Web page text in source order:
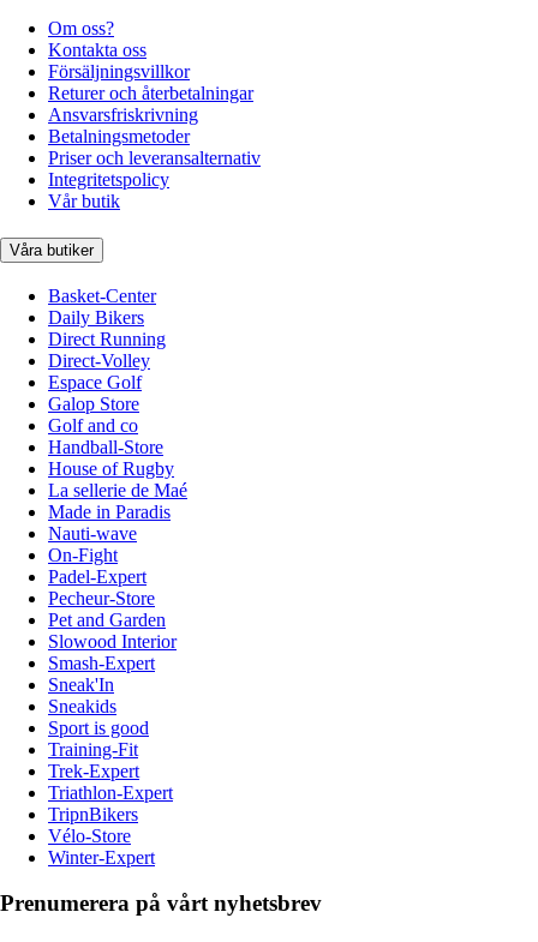
Om oss?
Kontakta oss
Försäljningsvillkor
Returer och återbetalningar
Ansvarsfriskrivning
Betalningsmetoder
Priser och leveransalternativ
Integritetspolicy
Vår butik
Våra butiker
Basket-Center
Daily Bikers
Direct Running
Direct-Volley
Espace Golf
Galop Store
Golf and co
Handball-Store
House of Rugby
La sellerie de Maé
Made in Paradis
Nauti-wave
On-Fight
Padel-Expert
Pecheur-Store
Pet and Garden
Slowood Interior
Smash-Expert
Sneak'In
Sneakids
Sport is good
Training-Fit
Trek-Expert
Triathlon-Expert
TripnBikers
Vélo-Store
Winter-Expert
Prenumerera på vårt nyhetsbrev